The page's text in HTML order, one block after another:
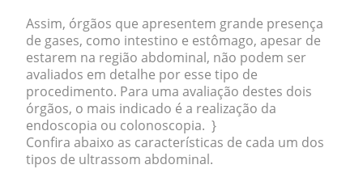
Assim, órgãos que apresentem grande presença
de gases, como intestino e estômago, apesar de
estarem na região abdominal, não podem ser
avaliados em detalhe por esse tipo de
procedimento. Para uma avaliação destes dois
órgãos, o mais indicado é a realização da
endoscopia ou colonoscopia. }
Confira abaixo as características de cada um dos
tipos de ultrassom abdominal.